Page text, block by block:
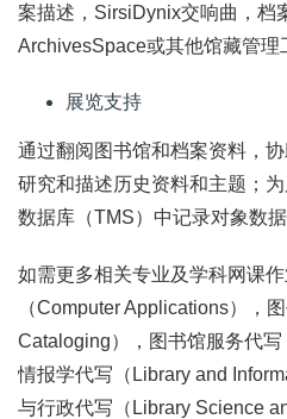
案描述，SirsiDynix交响曲，档
ArchivesSpace或其他馆藏管理
展览支持
通过翻阅图书馆和档案资料，
研究和描述历史资料和主题；
数据库（TMS）中记录对象数据
如需更多相关专业及学科网课
（Computer Applications），
Cataloging），图书馆服务代
情报学代写（Library and
与行政代写（Library Science